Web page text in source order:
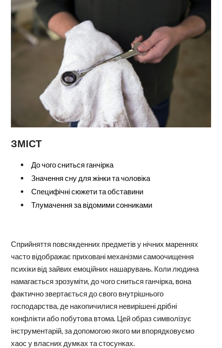
ЗМІСТ
До чого сниться ганчірка
Значення сну для жінки та чоловіка
Специфічні сюжети та обставини
Тлумачення за відомими сонниками
Сприйняття повсякденних предметів у нічних мареннях
часто відображає приховані механізми самоочищення
психіки від зайвих емоційних нашарувань. Коли людина
намагається зрозуміти, до чого сниться ганчірка, вона
фактично звертається до свого внутрішнього
господарства, де накопичилися невирішені дрібні
конфлікти або побутова втома. Цей образ символізує
інструментарій, за допомогою якого ми впорядковуємо
хаос у власних думках та стосунках.